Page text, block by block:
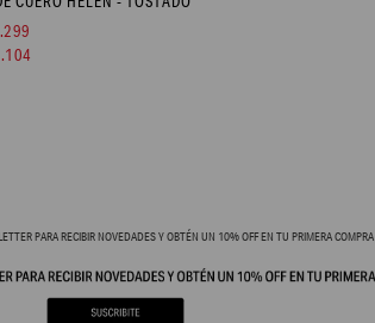
PARA RECIBIR NOVEDADES Y OBTÉN UN 10% OFF EN TU PRIMERA COMPRA